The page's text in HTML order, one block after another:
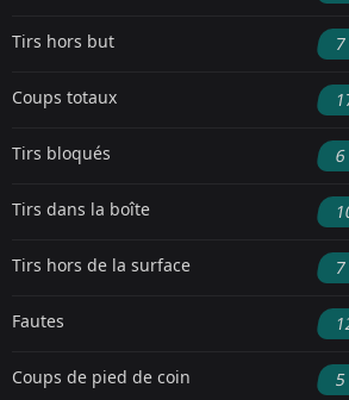
Tirs hors but 7
Coups totaux
Tirs bloqués 6
Tirs dans la boîte
Tirs hors de la surface 7
Fautes
Coups de pied de coin 5